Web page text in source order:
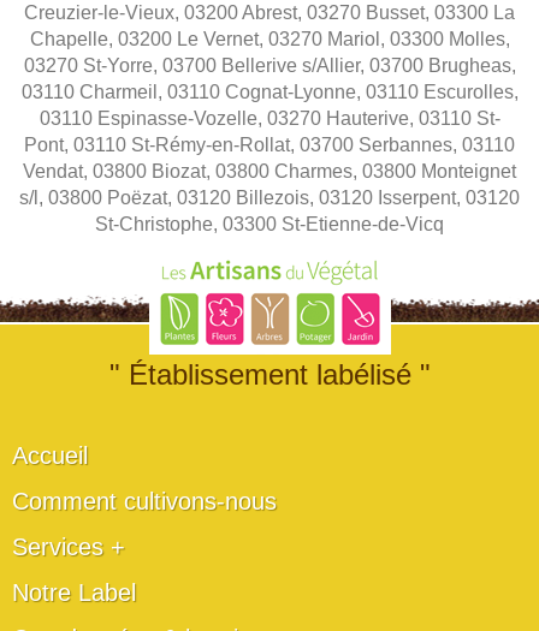
Creuzier-le-Vieux, 03200 Abrest, 03270 Busset, 03300 La
Chapelle, 03200 Le Vernet, 03270 Mariol, 03300 Molles,
03270 St-Yorre, 03700 Bellerive s/Allier, 03700 Brugheas,
03110 Charmeil, 03110 Cognat-Lyonne, 03110 Escurolles,
03110 Espinasse-Vozelle, 03270 Hauterive, 03110 St-
Pont, 03110 St-Rémy-en-Rollat, 03700 Serbannes, 03110
Vendat, 03800 Biozat, 03800 Charmes, 03800 Monteignet
s/l, 03800 Poëzat, 03120 Billezois, 03120 Isserpent, 03120
St-Christophe, 03300 St-Etienne-de-Vicq
" Établissement labélisé "
Accueil
Comment cultivons-nous
Services +
Notre Label